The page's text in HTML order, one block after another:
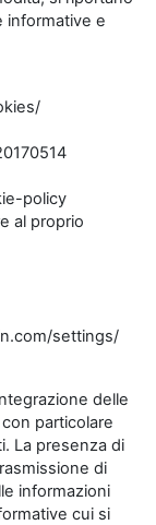
informative e
policy
al proprio
settings/
delle
particolare
La presenza di
di
informazioni
cui si